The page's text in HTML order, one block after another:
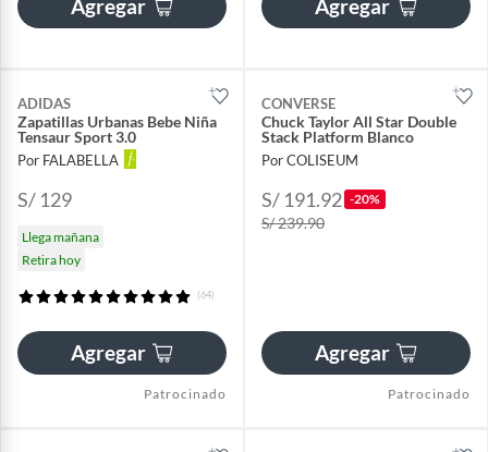
Agregar Agregar
ADIDAS
Zapatillas Urbanas Bebe Niña
Tensaur Sport 3.0
Por FALABELLA
S/ 129
Llega mañana
Retira hoy
(64)
Agregar
Patrocinado
CONVERSE
Chuck Taylor All Star Double
Stack Platform Blanco
Por COLISEUM
S/ 191.92 -20%
S/ 239.90
Agregar
Patrocinado